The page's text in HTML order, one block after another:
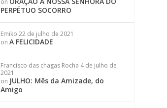
on
PERPÉTUO SOCORRO
Emiko 22 de julho de 2021
onA FELICIDADE
Francisco das chagas Rocha 4 de julho de
2021
on JULHO: Mês da Amizade, do
Amigo